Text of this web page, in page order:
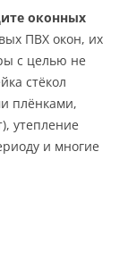
оконных
ПВХ окон, их
с целью не
стёкол
плёнками,
утепление
и многие